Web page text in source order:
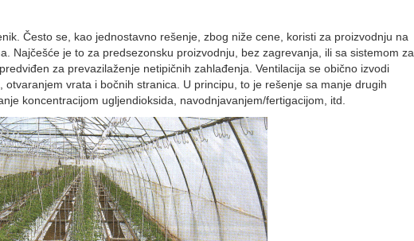
Često se, kao jednostavno rešenje, zbog niže cene, koristi za proizvodnju na
Najčešće je to za predsezonsku proizvodnju, bez zagrevanja, ili sa sistemom za
za prevazilaženje netipičnih zahlađenja. Ventilacija se obično izvodi
otvaranjem vrata i bočnih stranica. U principu, to je rešenje sa manje drugih
koncentracijom ugljendioksida, navodnjavanjem/fertigacijom, itd.